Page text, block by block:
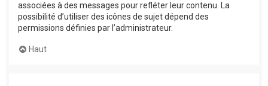
associées à des messages pour refléter leur contenu. La
possibilité d’utiliser des icônes de sujet dépend des
permissions définies par l’administrateur.
Haut